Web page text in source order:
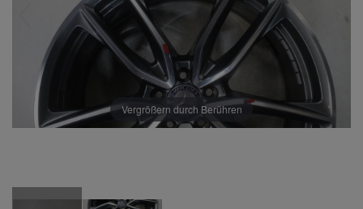
Vergrößern durch Berühren